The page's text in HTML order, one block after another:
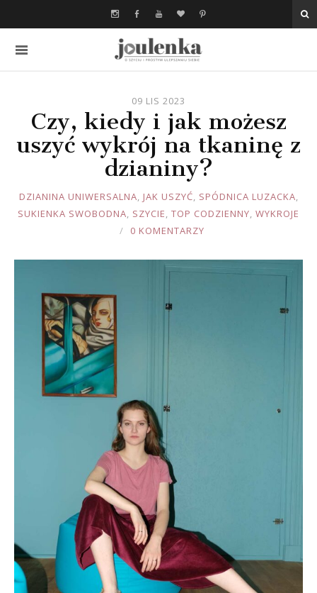
09 LIS 2023
Czy, kiedy i jak możesz
uszyć wykrój na tkaninę z
dzianiny?
JOULE
DZIANINA UNIWERSALNA, JAK USZYĆ, SPÓDNICA LUZACKA,
SUKIENKA SWOBODNA, SZYCIE, TOP CODZIENNY, WYKROJE
0 KOMENTARZY